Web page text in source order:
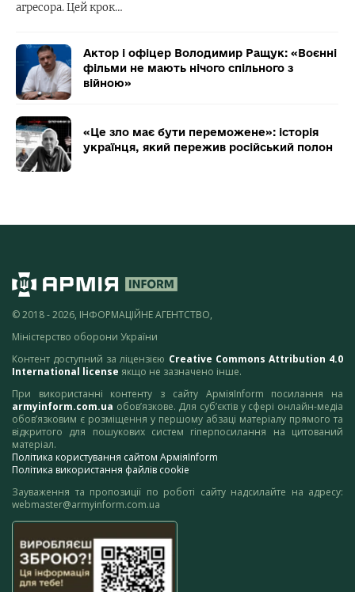
агресора. Цей крок…
Актор і офіцер Володимир Ращук: «Воєнні
фільми не мають нічого спільного з
війною»
«Це зло має бути переможене»: історія
українця, який пережив російський полон
© 2018 - 2026, ІНФОРМАЦІЙНЕ АГЕНТСТВО,
Міністерство оборони України
Контент доступний за ліцензією Creative Commons Attribution 4.0
International license якщо не зазначено інше.
При використанні контенту з сайту АрміяInform посилання на
armyinform.com.ua обов’язкове. Для суб’єктів у сфері онлайн-медіа
обов’язковим є розміщення у першому абзаці матеріалу прямого та
відкритого для пошукових систем гіперпосилання на цитований
матеріал.
Політика користування сайтом АрміяInform
Політика використання файлів cookie
Зауваження та пропозиції по роботі сайту надсилайте на адресу:
webmaster@armyinform.com.ua